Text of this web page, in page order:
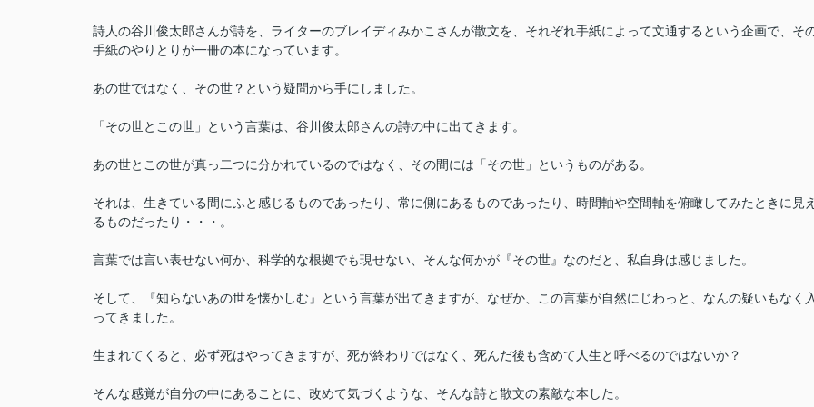
詩人の谷川俊太郎さんが詩を、ライターのブレイディみかこさんが散文を、それぞれ手紙によって文通するという企画で、そ
手紙のやりとりが一冊の本になっています。
あの世ではなく、その世？という疑問から手にしました。
「その世とこの世」という言葉は、谷川俊太郎さんの詩の中に出てきます。
あの世とこの世が真っ二つに分かれているのではなく、その間には「その世」というものがある。
それは、生きている間にふと感じるものであったり、常に側にあるものであったり、時間軸や空間軸を俯瞰してみたときに見え
るものだったり・・・。
言葉では言い表せない何か、科学的な根拠でも現せない、そんな何かが『その世』なのだと、私自身は感じました。
そして、『知らないあの世を懐かしむ』という言葉が出てきますが、なぜか、この言葉が自然にじわっと、なんの疑いもなく
ってきました。
生まれてくると、必ず死はやってきますが、死が終わりではなく、死んだ後も含めて人生と呼べるのではないか？
そんな感覚が自分の中にあることに、改めて気づくような、そんな詩と散文の素敵な本した。